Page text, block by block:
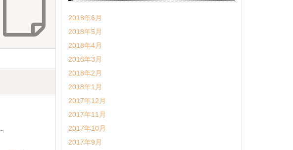
2018年6月
2018年5月
2018年4月
2018年3月
2018年2月
2018年1月
2017年12月
2017年11月
2017年10月
2017年9月